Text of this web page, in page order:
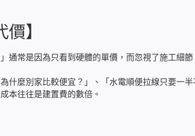
】
通常是因為只看到硬體的單價，而忽視了施工細
什麼別家比較便宜？」、「水電順便拉線只要一
本往往是建置費的數倍。